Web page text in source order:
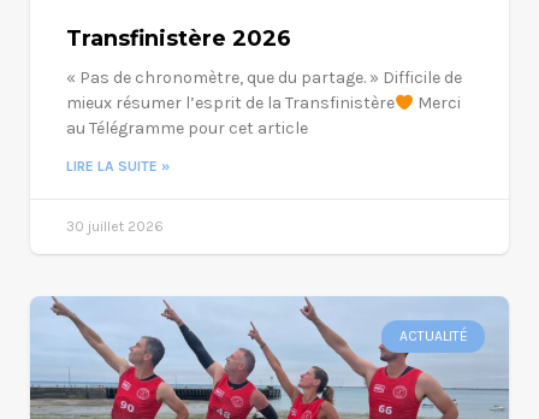
Transfinistère 2026
« Pas de chronomètre, que du partage. » Difficile de
mieux résumer l’esprit de la Transfinistère
Merci
au Télégramme pour cet article
LIRE LA SUITE »
30 juillet 2026
ACTUALITÉ